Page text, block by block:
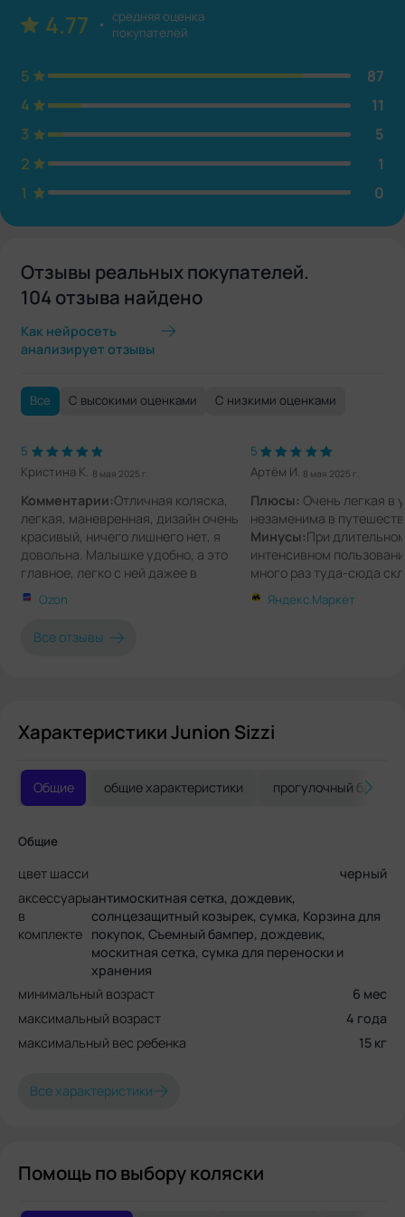
4.77
средняя оценка
покупателей
5
87
4
11
3
5
2
1
1
0
Отзывы реальных покупателей.
104 отзыва найдено
Как нейросеть
анализирует отзывы
Все С высокими оценками С низкими оценками
5
Кристина К. 8 мая 2025 г.
Комментарии:Отличная коляска,
легкая, маневренная, дизайн очень
красивый, ничего лишнего нет, я
довольна. Малышке удобно, а это
главное, легко с ней дажее в
маршрутку влезла и между
сидениями поставила,
Ozon
5
Артём И. 8 мая 2025 г.
Плюсы: Очень легкая в
незаменима в
Минусы:При
интенсивном
много раз туда-сюда
раскладывать,
немного соединения, но
Яндекс.Маркет
Все отзывы
Характеристики Junion Sizzi
Общие общие характеристики прогулочный блок
Общие
цвет шасси
черный
аксессуары
в
комплекте
антимоскитная сетка, дождевик,
солнцезащитный козырек, сумка, Корзина для
покупок, Съемный бампер, дождевик,
москитная сетка, сумка для переноски и
хранения
минимальный возраст
6 мес
максимальный возраст
4 года
максимальный вес ребенка
15 кг
Все характеристики
Помощь по выбору коляски